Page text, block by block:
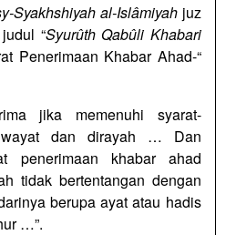
Syakhshiyah al-Islâmiyahjuz
“Syurûth Qabûli Khabari
Penerimaan Khabar Ahad-“
jika memenuhi syarat-
dan dirayah … Dan
penerimaan khabar ahad
tidak bertentangan dengan
berupa ayat atau hadis
…”.